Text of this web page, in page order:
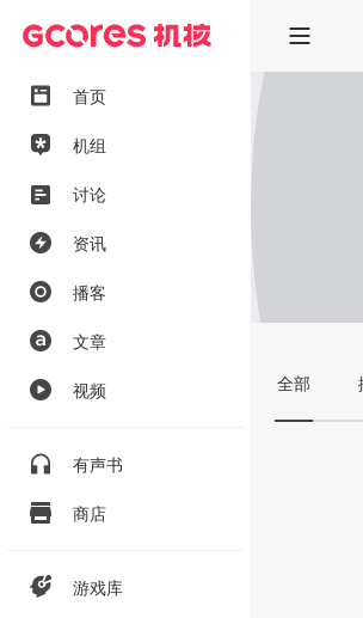
首页
机组
讨论
资讯
播客
文章
视频
有声书
商店
游戏库
全部